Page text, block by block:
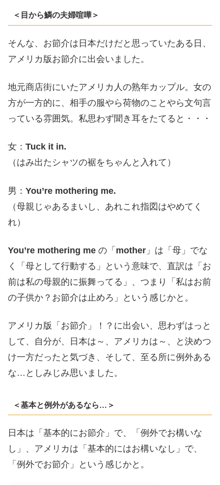
＜目から鱗の夫婦喧嘩＞
そんな、お節介は日本だけだと思っていたある日、
アメリカ版お節介に出会いました。
地元商店街にいたアメリカ人の熟年カップル。女の
方が一方的に、相手の服やら荷物のことやら文句言
っている雰囲気。私思わず聞き耳をたてると・・・
女： Tuck it in.
（はみ出たシャツの裾をちゃんと入れて）
男： You’re mothering me.
（母親じゃあるまいし、あれこれ指図はやめてく
れ）
You’re mothering me の「 mother 」は「母」でな
く「母として行動する」という意味で、直訳は「お
前は私の母親的に振舞ってる」、つまり「私はお前
の子供か？お節介は止めろ」という感じかと。
アメリカ版「お節介」！？に出会い、思わずはっと
して、自分が、日本は～、アメリカは～、と決めつ
け一方だったと気づき、そして、至る所に例外ある
な…としみじみ思いました。
＜基本と例外があるなら…＞
日本は「基本的にお節介」で、「例外でお構いな
し」、アメリカは「基本的にはお構いなし」で、
「例外でお節介」という感じかと。